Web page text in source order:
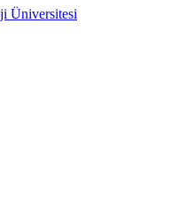
Üniversitesi